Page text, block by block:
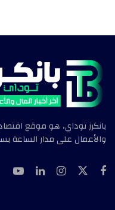
بانكرز توداي، هو موقع
والأعمال على مدار الساعة